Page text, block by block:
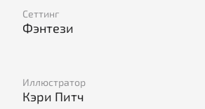
А что началось с ролевой игры
Сеттинг
Фэнтези
Иллюстратор
Кэри Питч